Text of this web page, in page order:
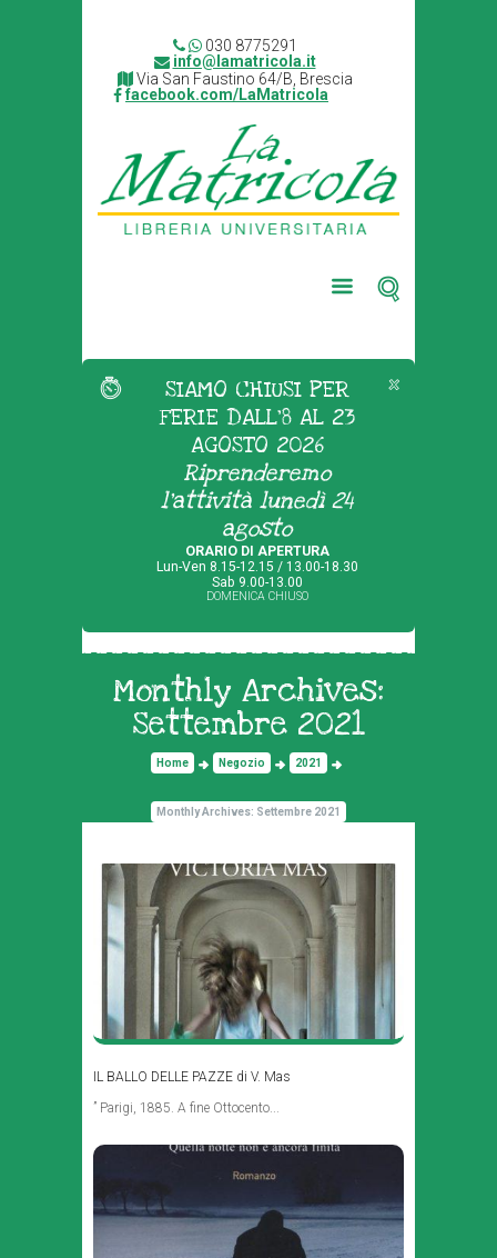
030 8775291
info@lamatricola.it
Via San Faustino 64/B, Brescia
facebook.com/LaMatricola
SIAMO CHIUSI PER
FERIE DALL'8 AL 23
AGOSTO 2026
Riprenderemo
l'attività lunedì 24
agosto
ORARIO DI APERTURA
Lun-Ven 8.15-12.15 / 13.00-18.30
Sab 9.00-13.00
DOMENICA CHIUSO
Monthly Archives:
Settembre 2021
Home Negozio 2021
Monthly Archives: Settembre 2021
IL BALLO DELLE PAZZE di V. Mas
” Parigi, 1885. A fine Ottocento...